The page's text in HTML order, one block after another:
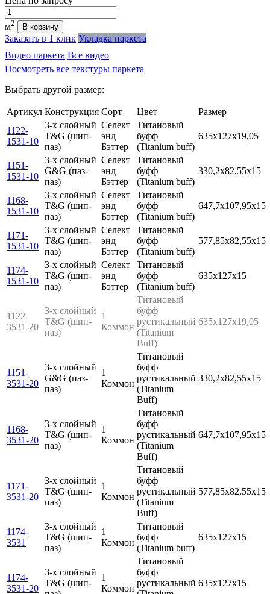
Количество
м2 В корзину
Заказать в 1 клик Укладка паркета
Видео паркета Все видео
Посмотреть все текстуры паркета
Выбрать другой размер:
Артикул Конструкция Сорт Цвет
Размер
1122-
1531-10
3-х слойный
T&G (шип-
паз)
Селект
энд
Бэттер
Титановый
буфф
(Titanium buff)
635x127x19,05
1151-
1531-10
3-х слойный
G&G (паз-
паз)
Селект
энд
Бэттер
Титановый
буфф
(Titanium buff)
330,2x82,55x15
1168-
1531-10
3-х слойный
T&G (шип-
паз)
Селект
энд
Бэттер
Титановый
буфф
(Titanium buff)
647,7x107,95x15
1171-
1531-10
3-х слойный
T&G (шип-
паз)
Селект
энд
Бэттер
Титановый
буфф
(Titanium buff)
577,85x82,55x15
1174-
1531-10
3-х слойный
T&G (шип-
паз)
Селект
энд
Бэттер
Титановый
буфф
(Titanium buff)
635x127x15
1122-
3531-20
3-х слойный
T&G (шип-
паз)
1
Коммон
Титановый
буфф
рустикальный
(Titanium
Buff)
635x127x19,05
1151-
3531-20
3-х слойный
G&G (паз-
паз)
1
Коммон
Титановый
буфф
рустикальный
(Titanium
Buff)
330,2x82,55x15
1168-
3531-20
3-х слойный
T&G (шип-
паз)
1
Коммон
Титановый
буфф
рустикальный
(Titanium
Buff)
647,7x107,95x15
1171-
3531-20
3-х слойный
T&G (шип-
паз)
1
Коммон
Титановый
буфф
рустикальный
(Titanium
Buff)
577,85x82,55x15
1174-
3531
3-х слойный
T&G (шип-
паз)
1
Коммон
Титановый
буфф
(Titanium buff)
635x127x15
1174-
3531-20
3-х слойный
T&G (шип-
1
Коммон
Титановый
буфф
рустикальный 635x127x15